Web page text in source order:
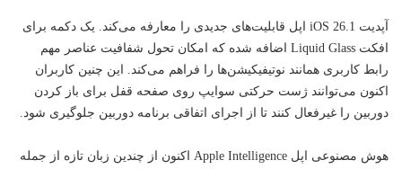
آپدیت iOS 26.1 اپل قابلیت‌های جدیدی را معارفه می‌کند. یک دکمه برای
افکت Liquid Glass اضافه شده که امکان تحول شفافیت عناصر مهم
رابط کاربری همانند نوتیفیکیشن‌ها را فراهم می‌کند. این چنین کاربران
اکنون می‌توانند ژست حرکتی سوایپ روی صفحه قفل برای باز کردن
دوربین را غیرفعال کنند تا از اجرای اتفاقی برنامه دوربین جلوگیری شود.
هوش مصنوعی اپل Apple Intelligence اکنون از چندین زبان تازه از جمله